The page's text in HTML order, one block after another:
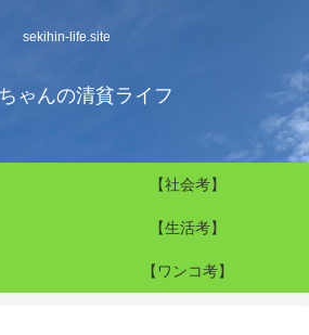
sekihin-life.site
ゃんの清貧ライフ
【社会考】
【生活考】
【ワンコ考】